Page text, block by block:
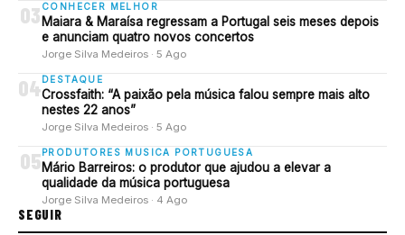
03 CONHECER MELHOR
Maiara & Maraísa regressam a Portugal seis meses depois
e anunciam quatro novos concertos
Jorge Silva Medeiros · 5 Ago
04 DESTAQUE
Crossfaith: “A paixão pela música falou sempre mais alto
nestes 22 anos”
Jorge Silva Medeiros · 5 Ago
05 PRODUTORES MUSICA PORTUGUESA
Mário Barreiros: o produtor que ajudou a elevar a
qualidade da música portuguesa
Jorge Silva Medeiros · 4 Ago
SEGUIR